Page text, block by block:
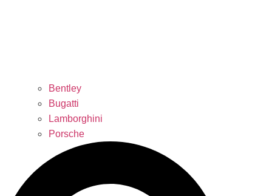
Bentley
Bugatti
Lamborghini
Porsche